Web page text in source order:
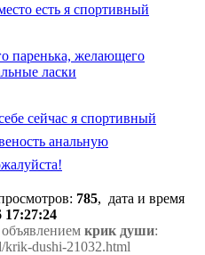
есть я спортивный
паренька, желающего
ласки
сейчас я спортивный
анальную
: 785, дата и время
17:27:24
крик души:
krik-dushi-21032.html